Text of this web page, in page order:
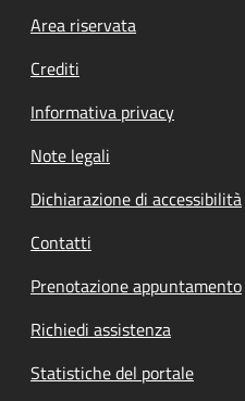
Footer menu
Area riservata
Crediti
Informativa privacy
Note legali
Dichiarazione di accessibilità
Contatti
Prenotazione appuntamento
Richiedi assistenza
Statistiche del portale